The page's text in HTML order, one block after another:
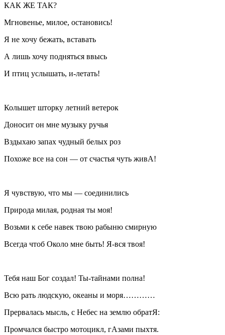
КАК ЖЕ ТАК?
Мгновенье, милое, остановись!
Я не хочу бежать, вставать
А лишь хочу подняться ввысь
И птиц услышать, и-летать!
Колышет шторку летний ветерок
Доносит он мне музыку ручья
Вздыхаю запах чудный белых роз
Похоже все на сон — от счастья чуть живА!
Я чувствую, что мы — соединились
Природа милая, родная ты моя!
Возьми к себе навек твою рабыню смирную
Всегда чтоб Около мне быть! Я-вся твоя!
Тебя наш Бог создал! Ты-тайнами полна!
Всю рать людскую, океаны и моря…………
Прервалась мысль, с Небес на землю обратЯ:
Промчался быстро мотоцикл, гАзами пыхтя.